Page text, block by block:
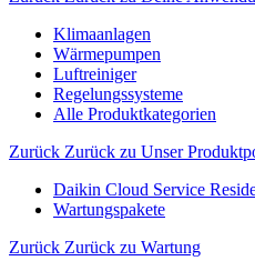
Klimaanlagen
Wärmepumpen
Luftreiniger
Regelungssysteme
Alle Produktkategorien
Zurück Zurück zu Unser
Daikin Cloud Service
Wartungspakete
Zurück Zurück zu Wartung